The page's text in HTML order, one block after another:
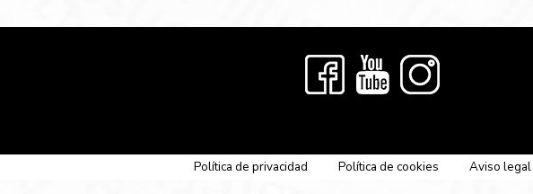
Política de privacidad Política de cookies Aviso legal